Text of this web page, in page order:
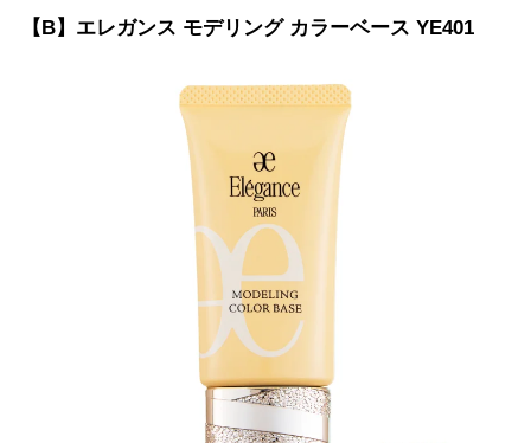
【B】エレガンス モデリング カラーベース YE401